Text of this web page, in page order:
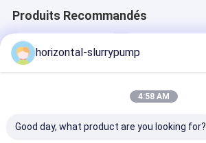
Produits Recommandés
horizontal-slurrypump
4:58 AM
Good day, what product are you looking for?